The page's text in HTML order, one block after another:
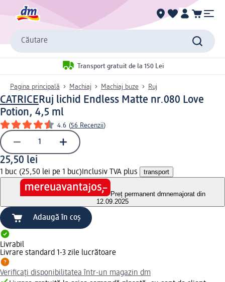
Căutare
Transport gratuit de la 150 Lei
Pagina principală Machiaj Machiaj buze Ruj
CATRICERuj lichid Endless Matte nr.080 Love
Potion, 4,5 ml
4.6 (56 Recenzii)
25,50 lei
1 buc (25,50 lei pe 1 buc) Inclusiv TVA plus transport
Preț permanent dmnemajorat din
12.09.2025
Adaugă în coș
Livrabil
Livrare standard 1-3 zile lucrătoare
Verificați disponibilitatea într-un magazin dm